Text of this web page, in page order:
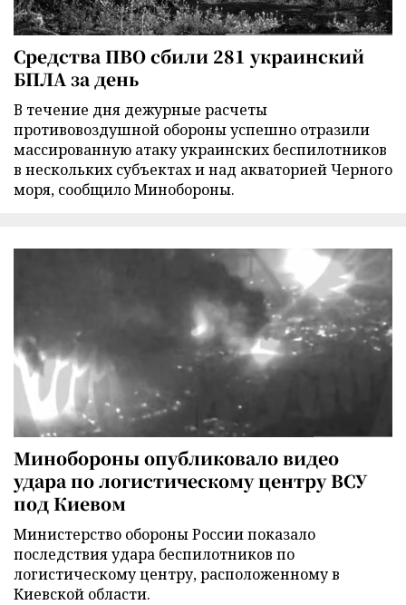
Средства ПВО сбили 281 украинский
БПЛА за день
В течение дня дежурные расчеты
противовоздушной обороны успешно отразили
массированную атаку украинских беспилотников
в нескольких субъектах и над акваторией Черного
моря, сообщило Минобороны.
Минобороны опубликовало видео
удара по логистическому центру ВСУ
под Киевом
Министерство обороны России показало
последствия удара беспилотников по
логистическому центру, расположенному в
Киевской области.